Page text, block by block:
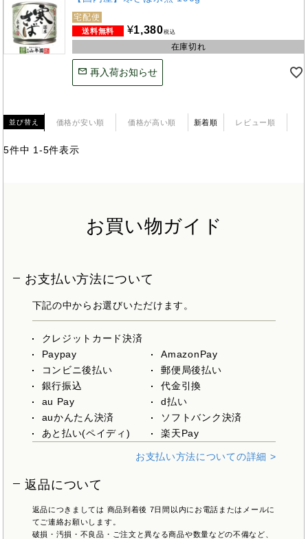
宅配便
¥1,380税込
在庫切れ
再入荷お知らせ
並び替え 価格が安い順 価格が高い順 新着順 レビュー順
5件中 1 -5件表示
お買い物ガイド
お支払い方法について
下記の中からお選びいただけます。
クレジットカード決済
Paypay
AmazonPay
コンビニ後払い
郵便局後払い
銀行振込
代金引換
au Pay
d払い
auかんたん決済
ソフトバンク決済
あと払い(ペイディ)
楽天Pay
お支払い方法についての詳細 >
返品について
返品につきましては 商品到着後 7日間以内にお電話またはメールに
てご連絡お願いします。
破損・汚損・不良品・ご注文と異なる商品や数量などの不備など、